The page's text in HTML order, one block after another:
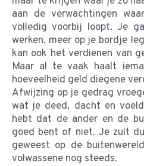
aan de verwachtingen
volledig voorbij loopt. Je
werken, meer op je bordje
kan ook het verdienen van
Maar al te vaak haalt
hoeveelheid geld diegene
Afwijzing op je gedrag
wat je deed, dacht en
hebt dat de ander en de
goed bent of niet. Je zult
geweest op de
volwassene nog steeds.